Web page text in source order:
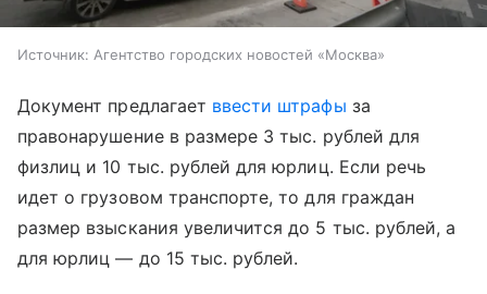
Источник: Агентство городских новостей «Москва»
Документ предлагает ввести штрафы за
правонарушение в размере 3 тыс. рублей для
физлиц и 10 тыс. рублей для юрлиц. Если речь
идет о грузовом транспорте, то для граждан
размер взыскания увеличится до 5 тыс. рублей, а
для юрлиц — до 15 тыс. рублей.